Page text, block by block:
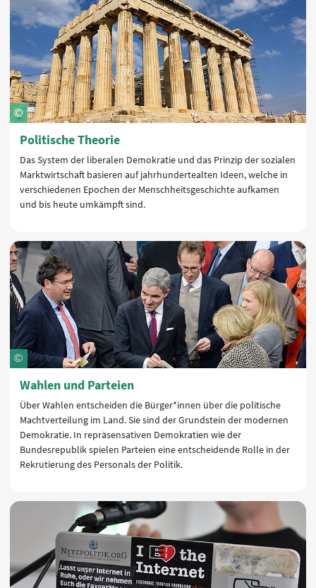
Politische Theorie
Das System der liberalen Demokratie und das Prinzip der sozialen
Marktwirtschaft basieren auf jahrhundertealten Ideen, welche in
verschiedenen Epochen der Menschheitsgeschichte aufkamen
und bis heute umkämpft sind.
Wahlen und Parteien
Über Wahlen entscheiden die Bürger*innen über die politische
Machtverteilung im Land. Sie sind der Grundstein der modernen
Demokratie. In repräsensativen Demokratien wie der
Bundesrepublik spielen Parteien eine entscheidende Rolle in der
Rekrutierung des Personals der Politik.